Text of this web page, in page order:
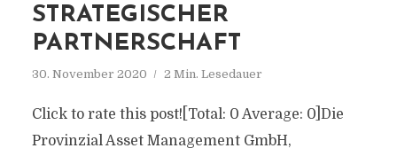
STRATEGISCHER
PARTNERSCHAFT
30. November 2020 2 Min. Lesedauer
Click to rate this post![Total: 0 Average: 0]Die
Provinzial Asset Management GmbH,